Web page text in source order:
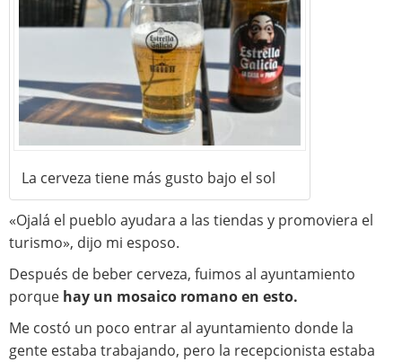
La cerveza tiene más gusto bajo el sol
«Ojalá el pueblo ayudara a las tiendas y promoviera el
turismo», dijo mi esposo.
Después de beber cerveza, fuimos al ayuntamiento
porque hay un mosaico romano en esto.
Me costó un poco entrar al ayuntamiento donde la
gente estaba trabajando, pero la recepcionista estaba